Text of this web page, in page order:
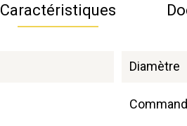
Caractéristiques
Diamètre